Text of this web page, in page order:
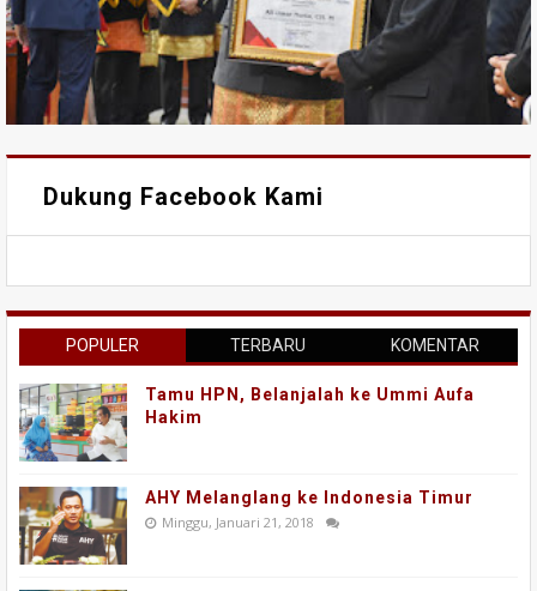
Dukung Facebook Kami
POPULER TERBARU KOMENTAR
Tamu HPN, Belanjalah ke Ummi Aufa
Hakim
AHY Melanglang ke Indonesia Timur
Minggu, Januari 21, 2018